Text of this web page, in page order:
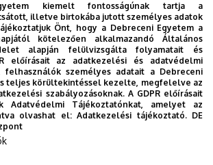
kiemelt fontosságúnak tartja a
illetve birtokába jutott személyes adatok
Önt, hogy a Debreceni Egyetem a
kötelezően alkalmazandó Általános
alapján felülvizsgálta folyamatait és
előírásait az adatkezelési és adatvédelmi
felhasználók személyes adatait a Debreceni
teljes körültekintéssel kezelte, megfelelve az
szabályozásoknak. A GDPR előírásait
Adatvédelmi Tájékoztatónkat, amelyet az
olvashat el:Adatkezelési tájékoztató. DE
Igazgatóság
Igazgatóság
és Műszaki Igazgatóság
és Kontrolling Igazgatóság
Igazgatóság